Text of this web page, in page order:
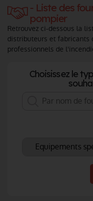
- Liste des
pompier
Retrouvez ci-dessous la
distributeurs et fabricants
professionnels de
Choisissez le